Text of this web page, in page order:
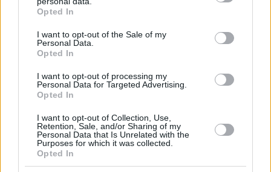
grant or deny consent to Google and its third-party tags to
use your data for below specified purposes in below Google
consent section.
Opted In
I want to opt-out of the Sale of my
Personal Data.
Opted In
I want to opt-out of processing my
Personal Data for Targeted Advertising.
Opted In
I want to opt-out of Collection, Use,
Retention, Sale, and/or Sharing of my
Personal Data that Is Unrelated with the
Purposes for which it was collected.
Opted In
ΡΟΗ ΕΙΔΗΣΕΩΝ
Ειδήσεις
Το street food στα καλύτερά του: 5 επιλογές σε
πριν 31 λεπτά
Ποια ΑΦΜ κάνουν αίτηση σήμερα για το voucher
διακοπών έως 600 ευρώ, ενεργό το πρόγραμμα
«Τουρισμός για Όλους»
πριν 8 λεπτά